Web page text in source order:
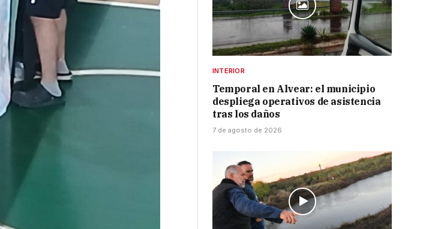
INTERIOR
Temporal en Alvear: el municipio
despliega operativos de asistencia
tras los daños
7 de agosto de 2026